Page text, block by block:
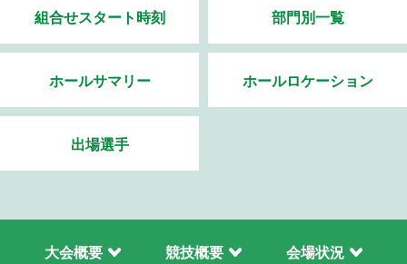
組合せスタート時刻 部門別一覧
ホールサマリー ホールロケーション
出場選手
大会概要 競技概要 会場状況